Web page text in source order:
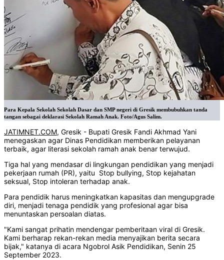
Para Kepala Sekolah Sekolah Dasar dan SMP negeri di Gresik membubuhkan tanda
tangan sebagai deklarasi Sekolah Ramah Anak. Foto/Agus Salim.
JATIMNET.COM, Gresik - Bupati Gresik Fandi Akhmad Yani
menegaskan agar Dinas Pendidikan memberikan pelayanan
terbaik, agar literasi sekolah ramah anak benar terwujud.
Tiga hal yang mendasar di lingkungan pendidikan yang menjadi
pekerjaan rumah (PR), yaitu Stop bullying, Stop kejahatan
seksual, Stop intoleran terhadap anak.
Para pendidik harus meningkatkan kapasitas dan mengupgrade
diri, menjadi tenaga pendidik yang profesional agar bisa
menuntaskan persoalan diatas.
"Kami sangat prihatin mendengar pemberitaan viral di Gresik.
Kami berharap rekan-rekan media menyajikan berita secara
bijak," katanya di acara Ngobrol Asik Pendidikan, Senin 25
September 2023.